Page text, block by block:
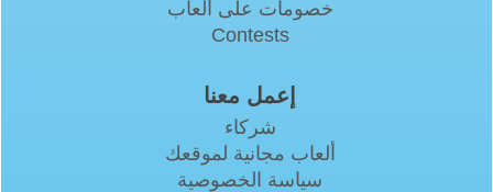
خصومات على ألعاب
Contests
إعمل معنا
شركاء
ألعاب مجانية لموقعك
سياسة الخصوصية